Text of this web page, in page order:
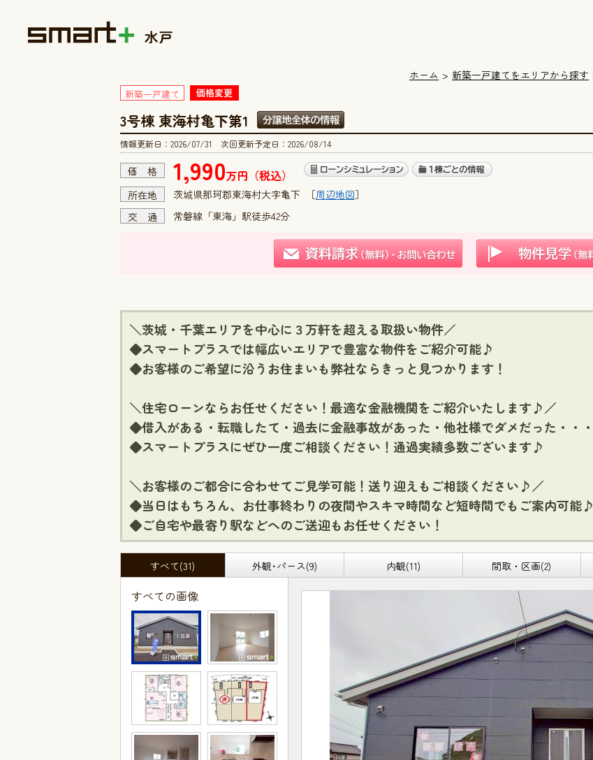
ホーム 新築一戸建てをエリアから探す
新築一戸建て
3号棟 東海村亀下第1
情報更新日：2026/07/31 次回更新予定日：2026/08/14
価 格 1,990万円（税込）
所在地 茨城県那珂郡東海村大字亀下 ［周辺地図］
交 通
常磐線「東海」駅徒歩42分
＼茨城・千葉エリアを中心に３万軒を超える取扱い物件／
◆スマートプラスでは幅広いエリアで豊富な物件をご紹介可能♪
◆お客様のご希望に沿うお住まいも弊社ならきっと見つかります！
＼住宅ローンならお任せください！最適な金融機関をご紹介いたします♪／
◆借入がある・転職したて・過去に金融事故があった・他社様でダメだった・・・
◆スマートプラスにぜひ一度ご相談ください！通過実績多数ございます♪
＼お客様のご都合に合わせてご見学可能！送り迎えもご相談ください♪／
◆当日はもちろん、お仕事終わりの夜間やスキマ時間など短時間でもご案内可能♪
◆ご自宅や最寄り駅などへのご送迎もお任せください！
すべて(31) 外観･パース(9) 内観(11) 間取・区画(2)
すべての画像